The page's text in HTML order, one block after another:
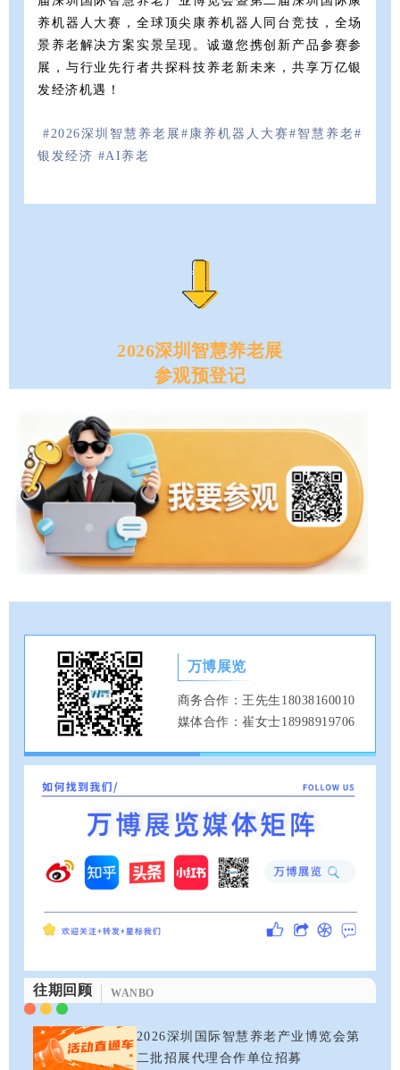
养机器人大赛，全球顶尖康养机器人同台竞技，全场
景养老解决方案实景呈现。诚邀您携创新产品参赛参
展，与行业先行者共探科技养老新未来，共享万亿银
发经济机遇！
#2026深圳智慧养老展#康养机器人大赛#智慧养老#
银发经济 #AI养老
2026深圳智慧养老展
参观预登记
万博展览
商务合作：王先生18038160010
媒体合作：崔女士18998919706
往期回顾 WANBO
2026深圳国际智慧养老产业博览会第
二批招展代理合作单位招募